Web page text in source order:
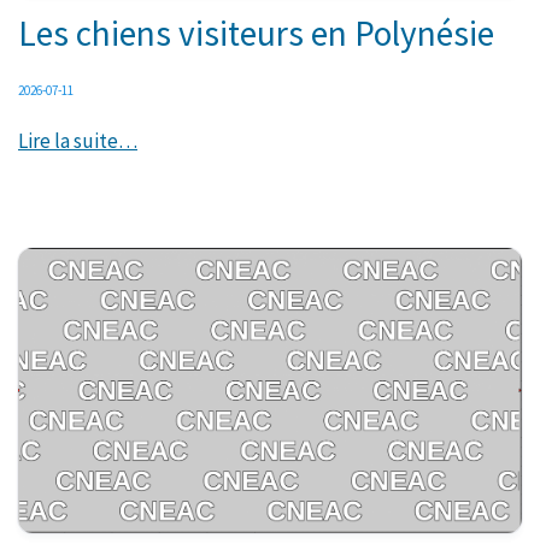
Les chiens visiteurs en Polynésie
2026-07-11
Lire la suite…